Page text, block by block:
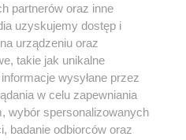
nie może być powielany i
w jakikolwiek sposób (w
na jakimkolwiek polu
z umieszczaniem w Internecie
Jakiekolwiek użycie lub
w części z naruszeniem prawa, tzn.
pod groźbą kary i może być ścigane
partnerów oraz inne
uzyskujemy dostęp i
urządzeniu oraz
takie jak unikalne
wysyłane przez
w celu zapewniania
wybór spersonalizowanych
badanie odbiorców oraz